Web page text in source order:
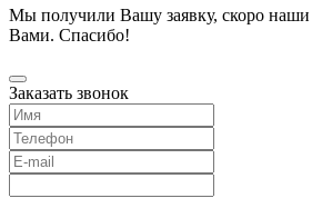
Мы получили Вашу заявку, скоро
Вами. Спасибо!
Заказать звонок